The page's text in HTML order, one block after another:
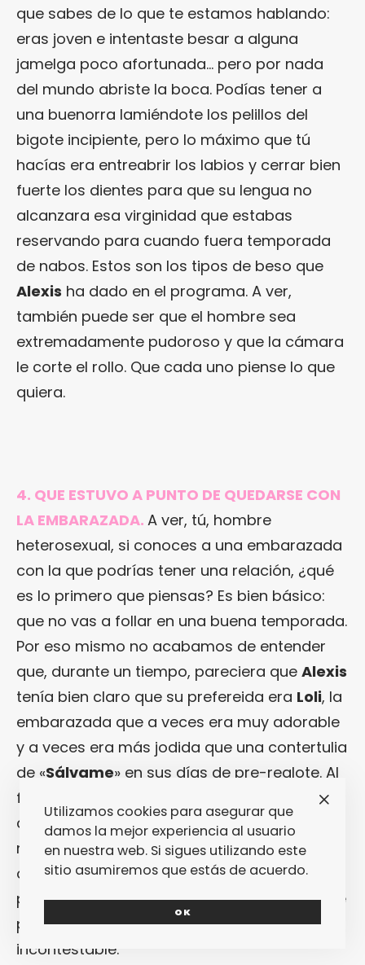
que sabes de lo que te estamos hablando:
eras joven e intentaste besar a alguna
jamelga poco afortunada… pero por nada
del mundo abriste la boca. Podías tener a
una buenorra lamiéndote los pelillos del
bigote incipiente, pero lo máximo que tú
hacías era entreabrir los labios y cerrar bien
fuerte los dientes para que su lengua no
alcanzara esa virginidad que estabas
reservando para cuando fuera temporada
de nabos. Estos son los tipos de beso que
Alexis ha dado en el programa. A ver,
también puede ser que el hombre sea
extremadamente pudoroso y que la cámara
le corte el rollo. Que cada uno piense lo que
quiera.
4. QUE ESTUVO A PUNTO DE QUEDARSE CON
LA EMBARAZADA. A ver, tú, hombre
heterosexual, si conoces a una embarazada
con la que podrías tener una relación, ¿qué
es lo primero que piensas? Es bien básico:
que no vas a follar en una buena temporada.
Por eso mismo no acabamos de entender
que, durante un tiempo, pareciera que Alexis
tenía bien claro que su prefereida era Loli, la
embarazada que a veces era muy adorable
y a veces era más jodida que una contertulia
de «Sálvame» en sus días de pre-reglote. Al
final, y en una pataleta de reafirmación
contra su padre, la eliminó alegando que ya
no se sentía atraído por ella como mujer. Si
obviamos que es de lo más jodido que
puedes decirle a una embarazada, nos sigue
pareciendo un indicio de gayedad muy
incontestable.
Utilizamos cookies para asegurar que
damos la mejor experiencia al usuario
en nuestra web. Si sigues utilizando este
sitio asumiremos que estás de acuerdo.
OK